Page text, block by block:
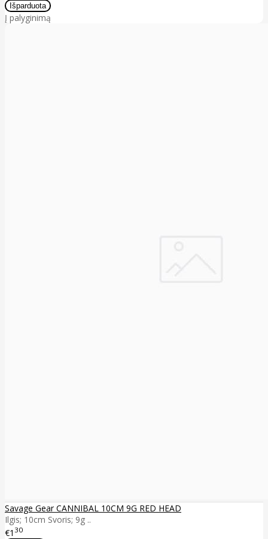
Į palyginimą
Savage Gear CANNIBAL 10CM 9G RED HEAD
Ilgis; 10cm Svoris; 9g ..
€1 30